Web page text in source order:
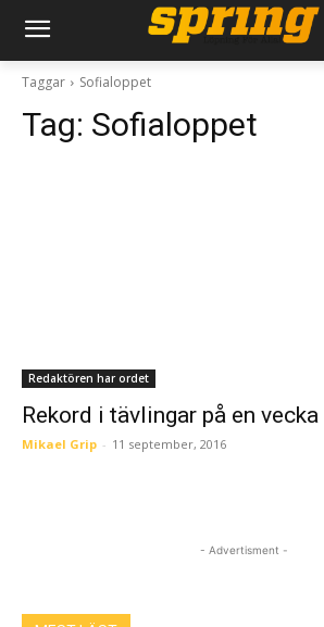
Taggar Sofialoppet
Tag: Sofialoppet
Redaktören har ordet
Rekord i tävlingar på en vecka
Mikael Grip - 11 september, 2016
- Advertisment -